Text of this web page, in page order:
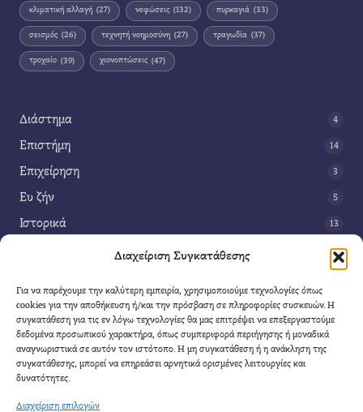
Διαχείριση Συγκατάθεσης
Για να παρέχουμε την καλύτερη εμπειρία, χρησιμοποιούμε τεχνολογίες όπως
cookies για την αποθήκευση ή/και την πρόσβαση σε πληροφορίες συσκευών. Η
συγκατάθεση για τις εν λόγω τεχνολογίες θα μας επιτρέψει να επεξεργαστούμε
δεδομένα προσωπικού χαρακτήρα, όπως συμπεριφορά περιήγησης ή μοναδικά
αναγνωριστικά σε αυτόν τον ιστότοπο. Η μη συγκατάθεση ή η ανάκληση της
συγκατάθεσης, μπορεί να επηρεάσει αρνητικά ορισμένες λειτουργίες και
δυνατότητες.
Διαχείριση επιλογών
κλιματική αλλαγή (27) νεφώσεις (132) πυρκαγιά (33)
σεισμός (26) τεχνητή νοημοσύνη (27) τραγωδία (37)
τροχαίο (39) χιονοπτώσεις (47)
Διάστημα 4
Επιστήμη 14
Επιχείρηση 3
Ευ ζήν 5
Ιστορικά 13
42
Τέχνη 3
Τεχνολογία
Υγεία
Φαντασία